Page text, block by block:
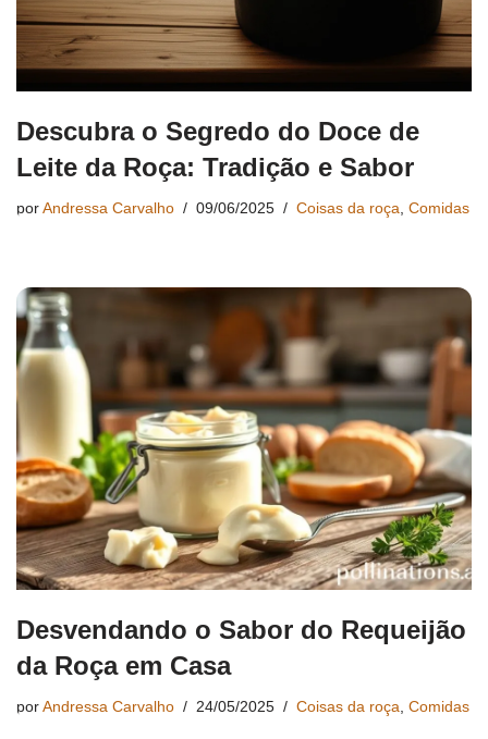
Descubra o Segredo do Doce de
Leite da Roça: Tradição e Sabor
por Andressa Carvalho 09/06/2025 Coisas da roça Comidas
Desvendando o Sabor do Requeijão
da Roça em Casa
por Andressa Carvalho 24/05/2025 Coisas da roça, Comidas